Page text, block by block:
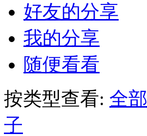
好友的分享
我的分享
随便看看
按类型查看: 全部
子